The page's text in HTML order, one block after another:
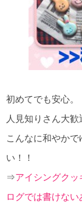
初めてでも安心。
人見知りさん大歓
こんなに和やか
い！！
⇒アイシングク
ログでは書けな